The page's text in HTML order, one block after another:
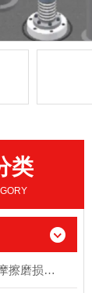
类
TE 76两⼯位往复式摩擦磨损试验机